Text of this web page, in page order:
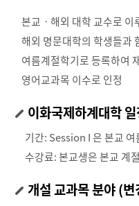
본교ㆍ해외 대학 교수로 이
해외 명문대학의 학생들과
여름계절학기로 등록하여
영어교과목 이수로 인정
이화국제하계대학
기간: Session I 은 본교
수강료: 본교생은 본교 계
개설 교과목 분야 (